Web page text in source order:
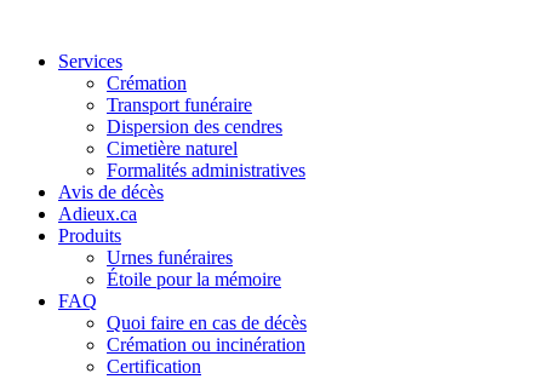
Services
Crémation
Transport funéraire
Dispersion des cendres
Cimetière naturel
Formalités administratives
Avis de décès
Adieux.ca
Produits
Urnes funéraires
Étoile pour la mémoire
FAQ
Quoi faire en cas de décès
Crémation ou incinération
Certification